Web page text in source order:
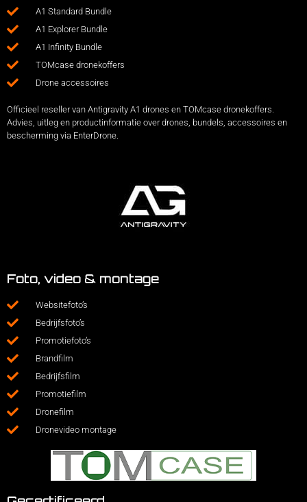
A1 Standard Bundle
A1 Explorer Bundle
A1 Infinity Bundle
TOMcase dronekoffers
Drone accessoires
Officieel reseller van Antigravity A1 drones en TOMcase dronekoffers.
Advies, uitleg en productinformatie over drones, bundels, accessoires en
bescherming via EnterDrone.
Foto, video & montage
Websitefoto’s
Bedrijfsfoto’s
Promotiefoto’s
Brandfilm
Bedrijfsfilm
Promotiefilm
Dronefilm
Dronevideo montage